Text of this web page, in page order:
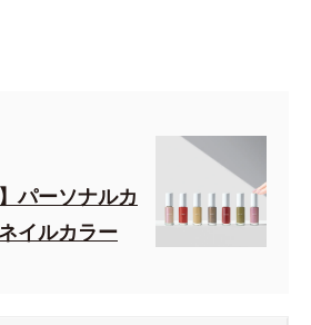
パーソナルカ
イルカラー